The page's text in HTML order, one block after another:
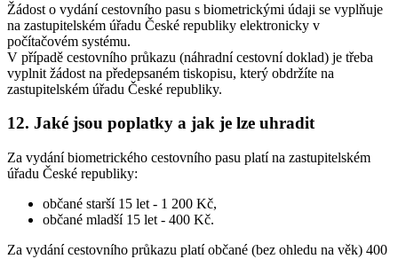
Žádost o vydání cestovního pasu s biometrickými údaji se vyplňuje
na zastupitelském úřadu České republiky elektronicky v
počítačovém systému.
V případě cestovního průkazu (náhradní cestovní doklad) je třeba
vyplnit žádost na předepsaném tiskopisu, který obdržíte na
zastupitelském úřadu České republiky.
12. Jaké jsou poplatky a jak je lze uhradit
Za vydání biometrického cestovního pasu platí na zastupitelském
úřadu České republiky:
občané starší 15 let - 1 200 Kč,
občané mladší 15 let - 400 Kč.
Za vydání cestovního průkazu platí občané (bez ohledu na věk) 400